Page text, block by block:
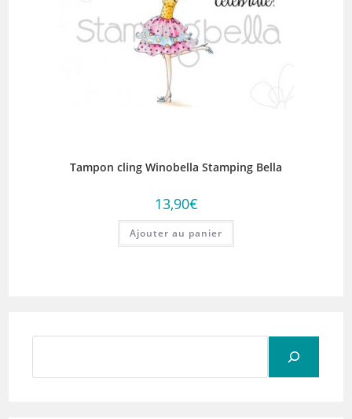
Tampon cling Winobella Stamping Bella
13,90€
Ajouter au panier